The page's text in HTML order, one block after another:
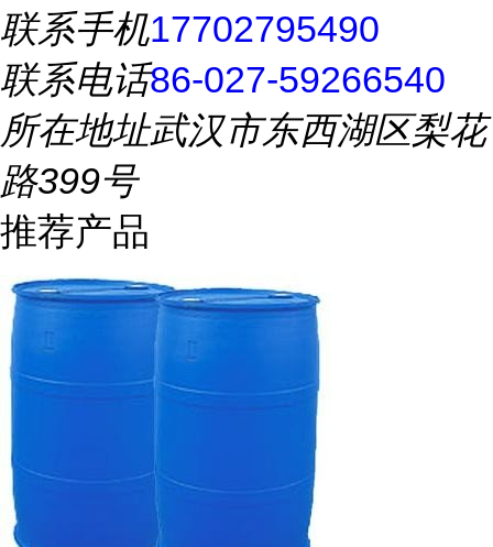
联系手机17702795490
联系电话86-027-59266540
所在地址武汉市东西湖区梨花
路399号
推荐产品